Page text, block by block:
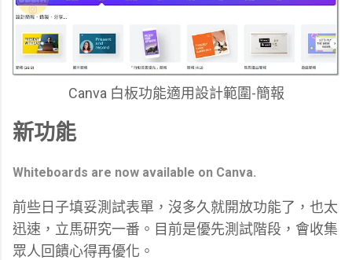
Canva 白板功能適用設計範圍-簡報
新功能
Whiteboards are now available on Canva.
前些日子填妥測試表單，沒多久就開放功能了，也太
迅速，立馬研究一番。目前是優先測試階段，會收集
眾人回饋心得再優化。